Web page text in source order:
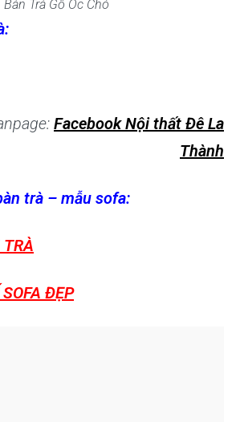
Bàn Trà Gỗ Óc Chó
Facebook Nội thất Đê La
Thành
trà – mẫu sofa:
ĐẸP